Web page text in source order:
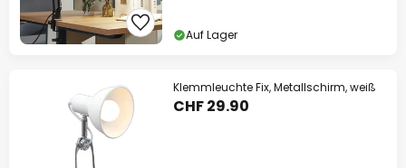
Auf Lager
Klemmleuchte Fix, Metallschirm, weiß
CHF 29.90